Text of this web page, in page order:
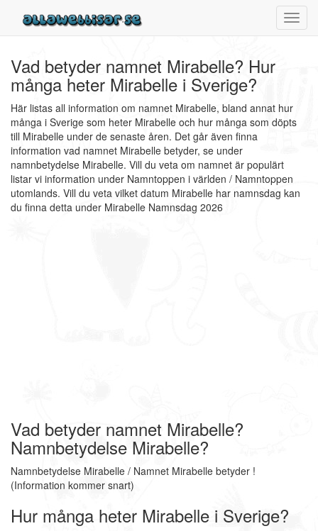
Vad betyder namnet Mirabelle? Hur
många heter Mirabelle i Sverige?
Här listas all information om namnet Mirabelle, bland annat hur
många i Sverige som heter Mirabelle och hur många som döpts
till Mirabelle under de senaste åren. Det går även finna
information vad namnet Mirabelle betyder, se under
namnbetydelse Mirabelle. Vill du veta om namnet är populärt
listar vi information under Namntoppen i världen / Namntoppen
utomlands. Vill du veta vilket datum Mirabelle har namnsdag kan
du finna detta under Mirabelle Namnsdag 2026
Vad betyder namnet Mirabelle?
Namnbetydelse Mirabelle?
Namnbetydelse Mirabelle / Namnet Mirabelle betyder !
(Information kommer snart)
Hur många heter Mirabelle i Sverige?